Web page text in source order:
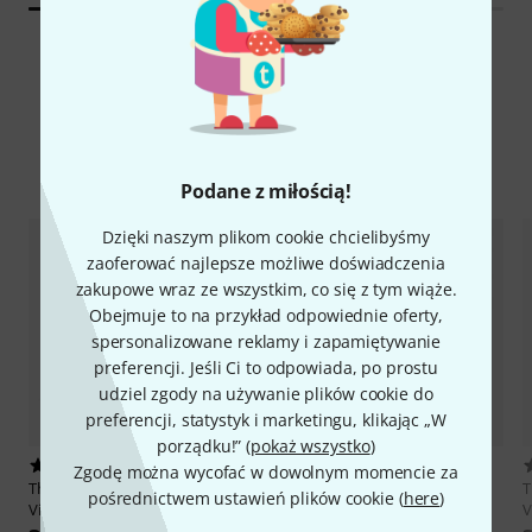
Podane z miłością!
Dzięki naszym plikom cookie chcielibyśmy
zaoferować najlepsze możliwe doświadczenia
zakupowe wraz ze wszystkim, co się z tym wiąże.
Obejmuje to na przykład odpowiednie oferty,
spersonalizowane reklamy i zapamiętywanie
preferencji. Jeśli Ci to odpowiada, po prostu
udziel zgody na używanie plików cookie do
preferencji, statystyk i marketingu, klikając „W
porządku!” (pokaż wszystko)
Zgodę można wycofać w dowolnym momencie za
pośrednictwem ustawień plików cookie (here)
48
Thomastik
130 Dominant E
Violin 4/4 M
2
Thomastik
130 Dominant E
Violin 1/2